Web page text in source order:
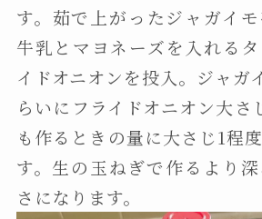
す。茹で上がったジャガイモ
牛乳とマヨネーズを入れる
イドオニオンを投入。ジャガ
らいにフライドオニオン大さ
も作るときの量に大さじ1程
す。生の玉ねぎで作るより
さになります。